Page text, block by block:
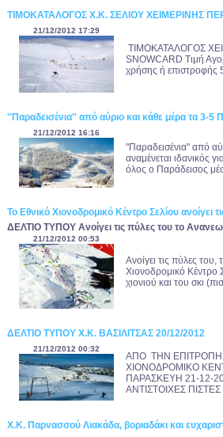
ΤΙΜΟΚΑΤΑΛΟΓΟΣ Χ.Κ. ΣΕΛΙΟΥ ΧΕΙΜΕΡΙΝΗΣ
21/12/2012 17:29
ΤΙΜΟΚΑΤΑΛΟΓΟΣ
SNOWCARD Τιμή
χρήσης ή
''Παραδεισένια'' από αύριο και κάθε μέρα τα 3-5
21/12/2012 16:16
"Παραδεισένια" από
αναμένεται ιδανικός
όλος ο Παράδεισος
Το Εθνικό Χιονοδρομικό Κέντρο Σελίου ανοίγει
ΔΕΛΤΙΟ ΤΥΠΟΥ Ανοίγει τις πύλες του το
21/12/2012 00:53
Ανοίγει τις πύλες
Χιονοδρομικό Κέντρο
χιονιού και του σκι
ΔΕΛΤΙΟ ΤΥΠΟΥ Χ.Κ. BΑΣΙΛΙΤΣΑΣ 20/12/2012
21/12/2012 00:32
ΑΠΟ ΤΗΝ ΕΠΙΤΡΟΠΗ
ΧΙΟΝΟΔΡΟΜΙΚΟ
ΠΑΡΑΣΚΕΥΗ 21-12-
ΑΝΤΙΣΤΟΙΧΕΣ
Χ.Κ. Παρνασσού Λιακάδα, βοριαδάκι και